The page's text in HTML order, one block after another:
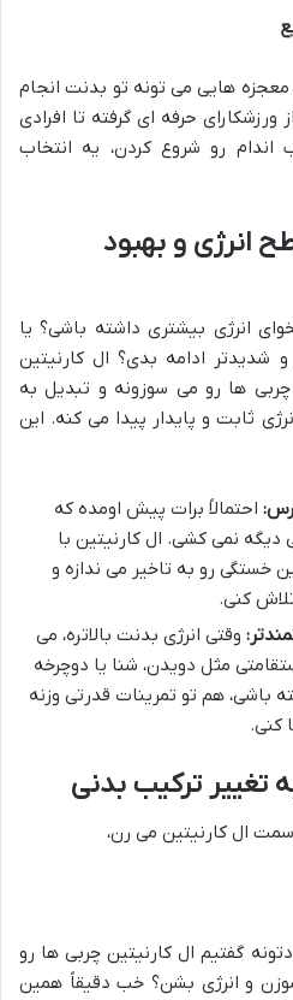
معجزه هایی می تونه تو بدنت انجام
حرفه ای گرفته تا افرادی
اندام رو شروع کردن، یه انتخاب
و بهبود
انرژی بیشتری داشته باشی؟ یا
و شدیدتر ادامه بدی؟ ال کارنیتین
ها رو می سوزونه و تبدیل به
ثابت و پایدار پیدا می کنه. این
احتمالاً برات پیش اومده که
نمی کشی. ال کارنیتین با
خستگی رو به تاخیر می ندازه و
کنی.
وقتی انرژی بدنت بالاتره، می
مثل دویدن، شنا یا دوچرخه
باشی، هم تو تمرینات قدرتی وزنه
کنی.
ترکیب بدنی
ال کارنیتین می رن،
گفتیم ال کارنیتین چربی ها رو
و انرژی بشن؟ خب دقیقاً همین